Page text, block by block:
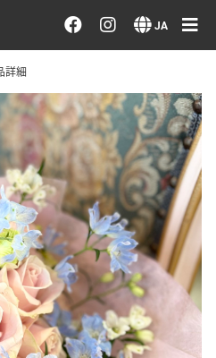
JA
文する・探す
文
ーダー作品
ストで選ぶ
気持ちで選ぶ
ュー
詳細